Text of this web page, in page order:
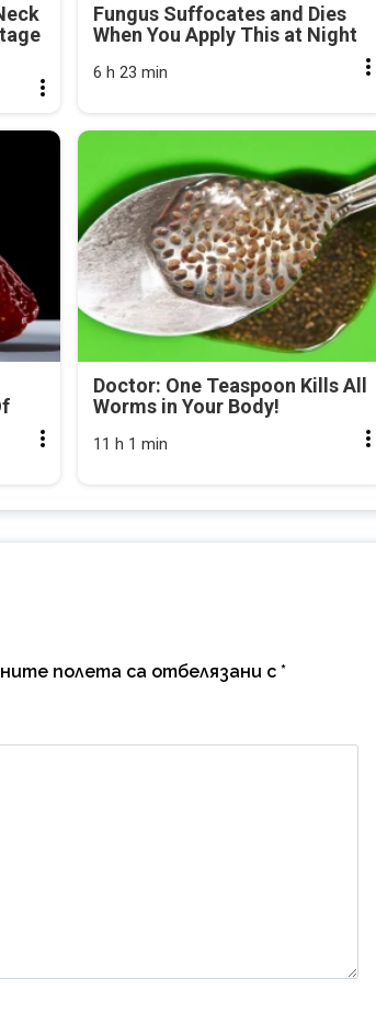
Fungus Suffocates and Dies
When You Apply This at Night
6 h 23 min
Doctor: One Teaspoon Kills All
Worms in Your Body!
11 h 1 min
полета са отбелязани с *